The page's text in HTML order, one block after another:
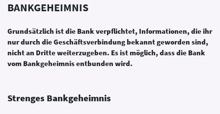
BANKGEHEIMNIS
Grundsätzlich ist die Bank verpflichtet, Informationen, die ihr
nur durch die Geschäftsverbindung bekannt geworden sind,
nicht an Dritte weiterzugeben. Es ist möglich, dass die Bank
vom Bankgeheimnis entbunden wird.
Strenges Bankgeheimnis